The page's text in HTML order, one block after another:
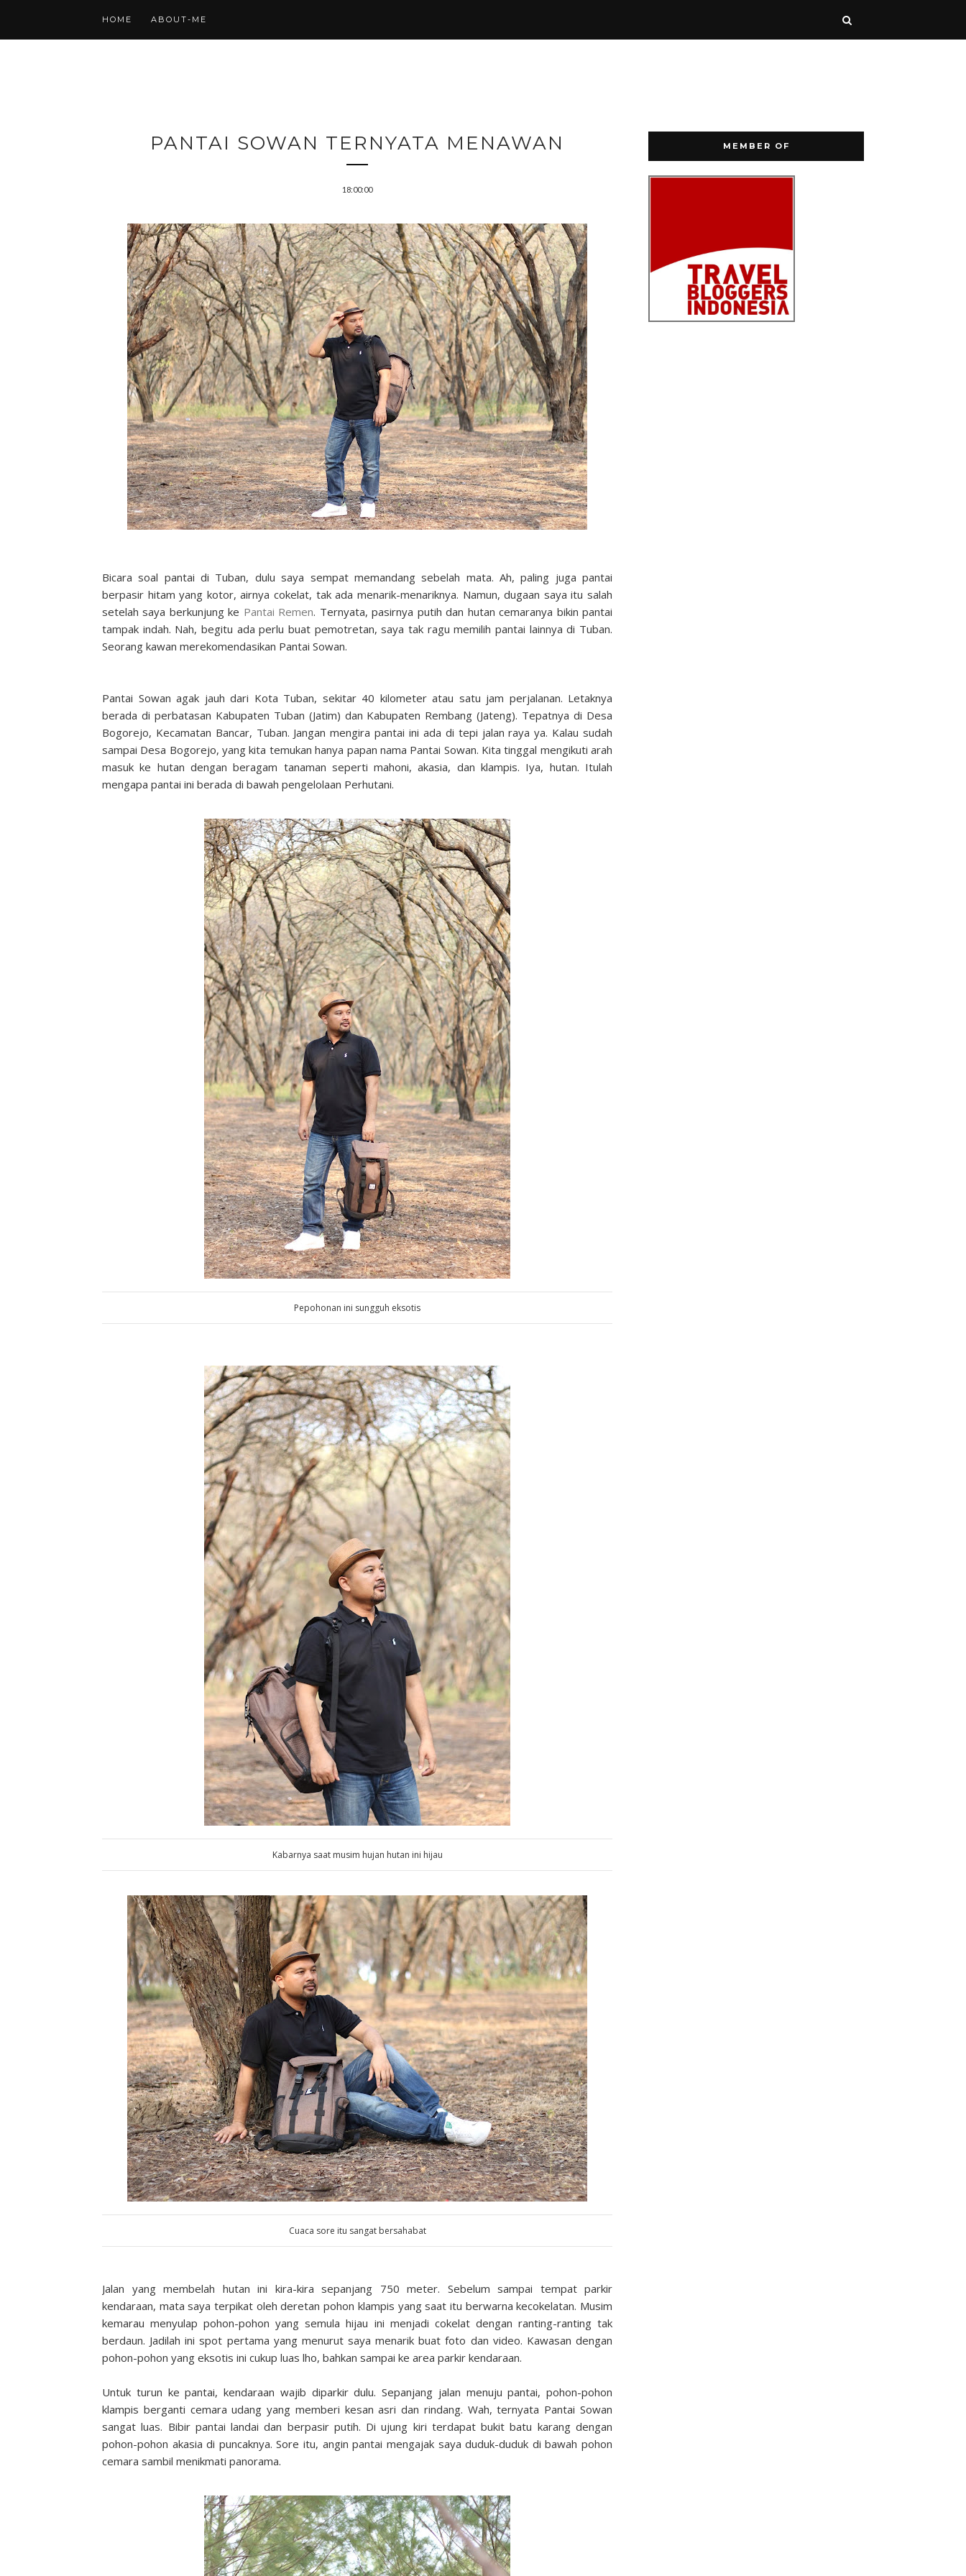
HOME ABOUT-ME
PANTAI SOWAN TERNYATA MENAWAN
18:00:00
Bicara soal pantai di Tuban, dulu saya sempat memandang sebelah mata. Ah, paling juga pantai
berpasir hitam yang kotor, airnya cokelat, tak ada menarik-menariknya. Namun, dugaan saya itu salah
setelah saya berkunjung ke Pantai Remen. Ternyata, pasirnya putih dan hutan cemaranya bikin pantai
tampak indah. Nah, begitu ada perlu buat pemotretan, saya tak ragu memilih pantai lainnya di Tuban.
Seorang kawan merekomendasikan Pantai Sowan.
Pantai Sowan agak jauh dari Kota Tuban, sekitar 40 kilometer atau satu jam perjalanan. Letaknya
berada di perbatasan Kabupaten Tuban (Jatim) dan Kabupaten Rembang (Jateng). Tepatnya di Desa
Bogorejo, Kecamatan Bancar, Tuban. Jangan mengira pantai ini ada di tepi jalan raya ya. Kalau sudah
sampai Desa Bogorejo, yang kita temukan hanya papan nama Pantai Sowan. Kita tinggal mengikuti arah
masuk ke hutan dengan beragam tanaman seperti mahoni, akasia, dan klampis. Iya, hutan. Itulah
mengapa pantai ini berada di bawah pengelolaan Perhutani.
Pepohonan ini sungguh eksotis
Kabarnya saat musim hujan hutan ini hijau
Cuaca sore itu sangat bersahabat
Jalan yang membelah hutan ini kira-kira sepanjang 750 meter. Sebelum sampai tempat parkir
kendaraan, mata saya terpikat oleh deretan pohon klampis yang saat itu berwarna kecokelatan. Musim
kemarau menyulap pohon-pohon yang semula hijau ini menjadi cokelat dengan ranting-ranting tak
berdaun. Jadilah ini spot pertama yang menurut saya menarik buat foto dan video. Kawasan dengan
pohon-pohon yang eksotis ini cukup luas lho, bahkan sampai ke area parkir kendaraan.
Untuk turun ke pantai, kendaraan wajib diparkir dulu. Sepanjang jalan menuju pantai, pohon-pohon
klampis berganti cemara udang yang memberi kesan asri dan rindang. Wah, ternyata Pantai Sowan
sangat luas. Bibir pantai landai dan berpasir putih. Di ujung kiri terdapat bukit batu karang dengan
pohon-pohon akasia di puncaknya. Sore itu, angin pantai mengajak saya duduk-duduk di bawah pohon
cemara sambil menikmati panorama.
MEMBER OF